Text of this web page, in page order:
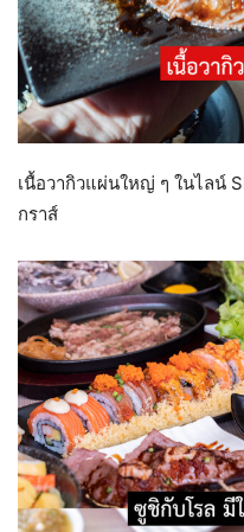
เนื้อวากิวแผ่นใหญ่ ๆ ในไลน์
กราส์